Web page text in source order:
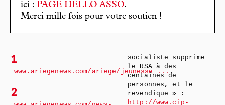
ici : PAGE HELLO ASSO.
Merci mille fois pour votre soutien !
1
www.ariegenews.com/ariege/jeunesse_... .
2
socialiste supprime
le RSA à des
centaines de
personnes, et le
revendique » :
http://www.cip-